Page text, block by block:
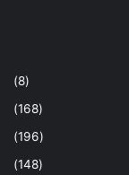
(8)
(168)
(196)
(148)